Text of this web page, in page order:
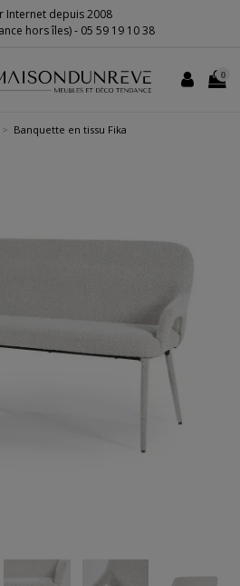
Internet depuis 2008
hors îles) - 05 59 19 10 38
0
Banquette en tissu Fika